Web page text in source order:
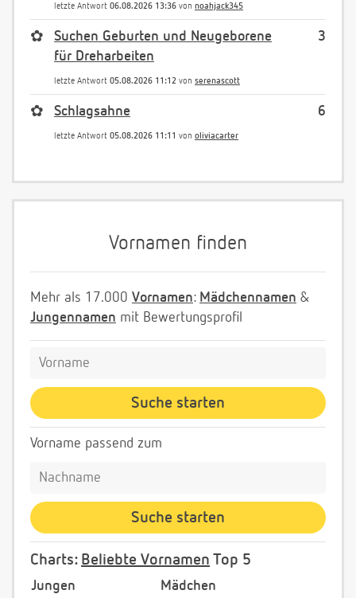
letzte Antwort 06.08.2026 13:36 von noahjack345
3
✿
Suchen Geburten und Neugeborene
für Dreharbeiten
letzte Antwort 05.08.2026 11:12 von serenascott
6
✿ Schlagsahne
letzte Antwort 05.08.2026 11:11 von oliviacarter
Vornamen finden
Mehr als 17.000 Vornamen: Mädchennamen &
Jungennamen mit Bewertungsprofil
Vorname passend zum
Charts: Beliebte Vornamen Top 5
Jungen Mädchen